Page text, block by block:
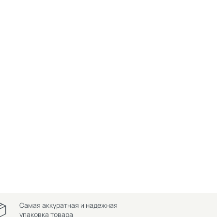
Самая аккуратная и надежная
упаковка товара